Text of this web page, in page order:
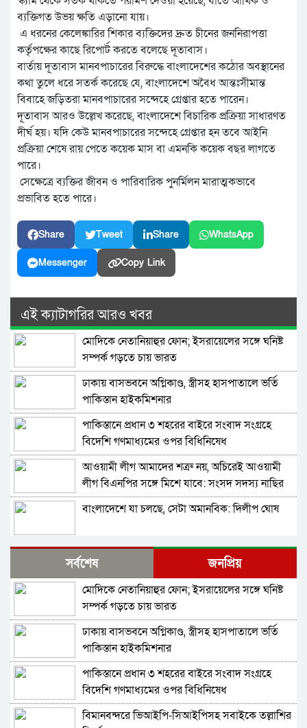
ব্যক্তিগত উভয় ক্ষতি এড়ানো যায়।
এ ধরনের কেলেঙ্কারির শিকার ব্যক্তিদের দ্রুত চীনের জননিরাপত্তা
কর্তৃপক্ষের কাছে রিপোর্ট করতে বলেছে দূতাবাস।
বার্তায় দূতাবাস মানবপাচারের বিরুদ্ধে বাংলাদেশের কঠোর অবস্থানের
কথা তুলে ধরে সতর্ক করেছে যে, বাংলাদেশে অবৈধ আন্তঃসীমান্ত
বিবাহে জড়িতরা মানবপাচারের সন্দেহে গ্রেপ্তার হতে পারেন।
দূতাবাস আরও উল্লেখ করেছে, বাংলাদেশে বিচারিক প্রক্রিয়া সাধারণত
দীর্ঘ হয়। যদি কেউ মানবপাচারের সন্দেহে গ্রেপ্তার হন তবে আইনি
প্রক্রিয়া শেষে রায় পেতে কয়েক মাস বা এমনকি কয়েক বছর লাগতে
পারে।
সেক্ষেত্রে ব্যক্তির জীবন ও পারিবারিক পুনর্মিলন মারাত্মকভাবে
প্রভাবিত হতে পারে।
Share Tweet Share WhatsApp
Messenger Copy Link
এই ক্যাটাগরির আরও খবর
মোদিকে নেতানিয়াহুর ফোন; ইসরায়েলের সঙ্গে ঘনিষ্ট
সম্পর্ক গড়তে চায় ভারত
ঢাকায় বাসভবনে অগ্নিকাণ্ড, স্ত্রীসহ হাসপাতালে ভর্তি
পাকিস্তান হাইকমিশনার
পাকিস্তানে প্রধান ৩ শহরের বাইরে সংবাদ সংগ্রহে
বিদেশি গণমাধ্যমের ওপর বিধিনিষেধ
আওয়ামী লীগ আমাদের শত্রু নয়, অচিরেই আওয়ামী
লীগ বিএনপির সঙ্গে মিশে যাবে: সংসদ সদস্য নাছির
বাংলাদেশে যা চলছে, সেটা অমানবিক: দিলীপ ঘোষ
শহীদ আহসান জুলাই যোদ্ধা নন—দাবি বিএনপি নেতার,
জামায়াত নেতা বললেন, ‘সারজিসও ছাত্রলীগ করতেন’
সাকিব আল হাসানের বাড়িতে পেট্রোল ঢেলে আগুন
দেওয়ার চেষ্টা, ভাঙচুর
গাজীপুর-৫ আসনের সাবেক এমপি আখতারুজ্জামান
গ্রেপ্তার
ফেনীর পুলিশ সুপার; যত কিছুই করি না কেন, কারোরই
মন রক্ষা করতে পারি না
জুলাই গণঅভ্যুত্থান দিবসে হবিগঞ্জে শহীদদের প্রতি
সর্বশেষ জনপ্রিয়
মোদিকে নেতানিয়াহুর ফোন; ইসরায়েলের সঙ্গে ঘনিষ্ট
সম্পর্ক গড়তে চায় ভারত
ঢাকায় বাসভবনে অগ্নিকাণ্ড, স্ত্রীসহ হাসপাতালে ভর্তি
পাকিস্তান হাইকমিশনার
পাকিস্তানে প্রধান ৩ শহরের বাইরে সংবাদ সংগ্রহে
বিদেশি গণমাধ্যমের ওপর বিধিনিষেধ
বিমানবন্দরে ভিআইপি-সিআইপিসহ সবাইকে তল্লাশির